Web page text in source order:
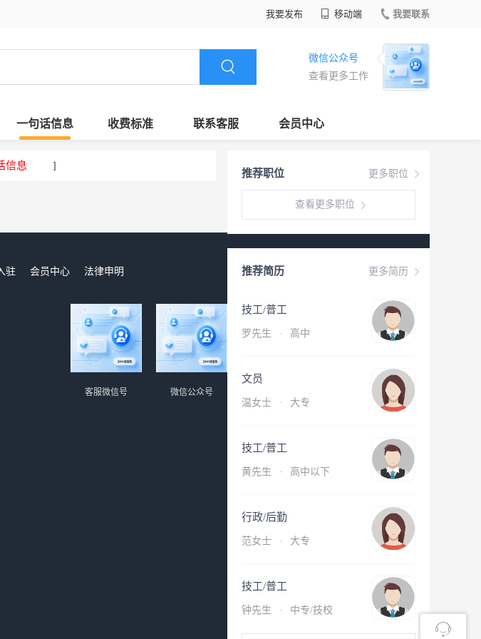
我要发布 移动端 我要联系
微信公众号
查看更多工作
一句话信息 收费标准 联系客服 会员中心
更多职位
推荐职位
查看更多职位
更多简历
推荐简历
技工/普工
罗先生 · 高中
文员
温女士 · 大专
技工/普工
黄先生 · 高中以下
行政/后勤
范女士 · 大专
技工/普工
钟先生 · 中专/技校
信息 ]
驻 会员中心
法律申明
微信公众号
客服微信号